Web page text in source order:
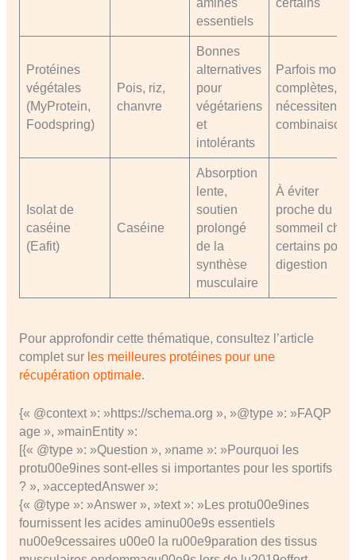
aminés
essentiels
certains
Protéines
végétales
(MyProtein,
Foodspring)
Pois, riz,
chanvre
Bonnes
alternatives
pour
végétariens
et
intolérants
Parfois moins
complètes,
nécessitent
combinaisons
Isolat de
caséine
(Eafit)
Caséine
Absorption
lente,
soutien
prolongé
de la
synthèse
musculaire
À éviter
proche du
sommeil chez
certains pour
digestion
Pour approfondir cette thématique, consultez l’article
complet sur les meilleures protéines pour une
récupération optimale.
{« @context »: »https://schema.org », »@type »: »FAQP
age », »mainEntity »:
[{« @type »: »Question », »name »: »Pourquoi les
protu00e9ines sont-elles si importantes pour les sportifs
? », »acceptedAnswer »:
{« @type »: »Answer », »text »: »Les protu00e9ines
fournissent les acides aminu00e9s essentiels
nu00e9cessaires u00e0 la ru00e9paration des tissus